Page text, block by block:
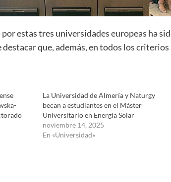
estas tres universidades europeas ha
destacar que, además, en todos los
La Universidad de Almería y Naturgy
becan a estudiantes en el Máster
Universitario en Energía Solar
noviembre 14, 2025
En «Universidad»